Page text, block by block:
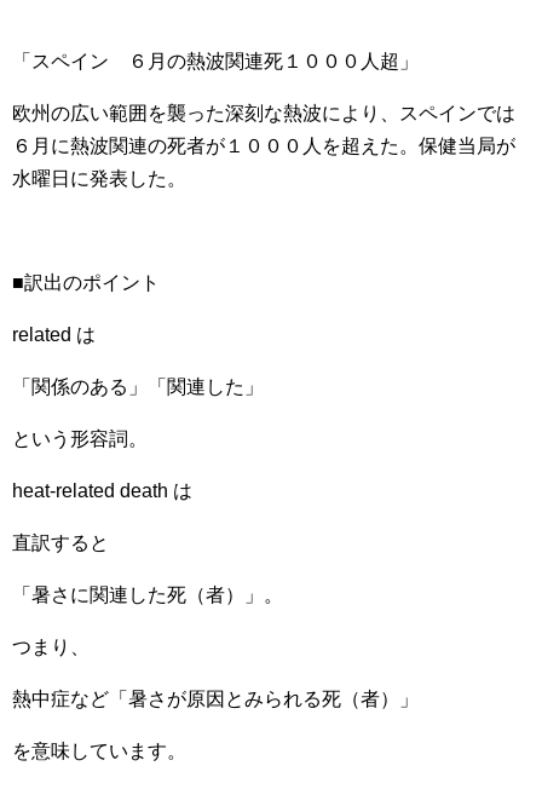
「スペイン ６月の熱波関連死１０００人超」
欧州の広い範囲を襲った深刻な熱波により、スペインでは
６月に熱波関連の死者が１０００人を超えた。保健当局が
水曜日に発表した。
■訳出のポイント
related は
「関係のある」「関連した」
という形容詞。
heat-related death は
直訳すると
「暑さに関連した死（者）」。
つまり、
熱中症など「暑さが原因とみられる死（者）」
を意味しています。